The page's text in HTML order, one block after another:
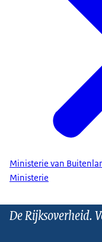
Ministerie van
Ministerie
De Rijksoverheid.